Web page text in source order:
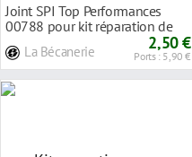
Joint SPI Top Performances
00788 pour kit réparation de
La Bécanerie 2,50 €
Ports : 5,90 €